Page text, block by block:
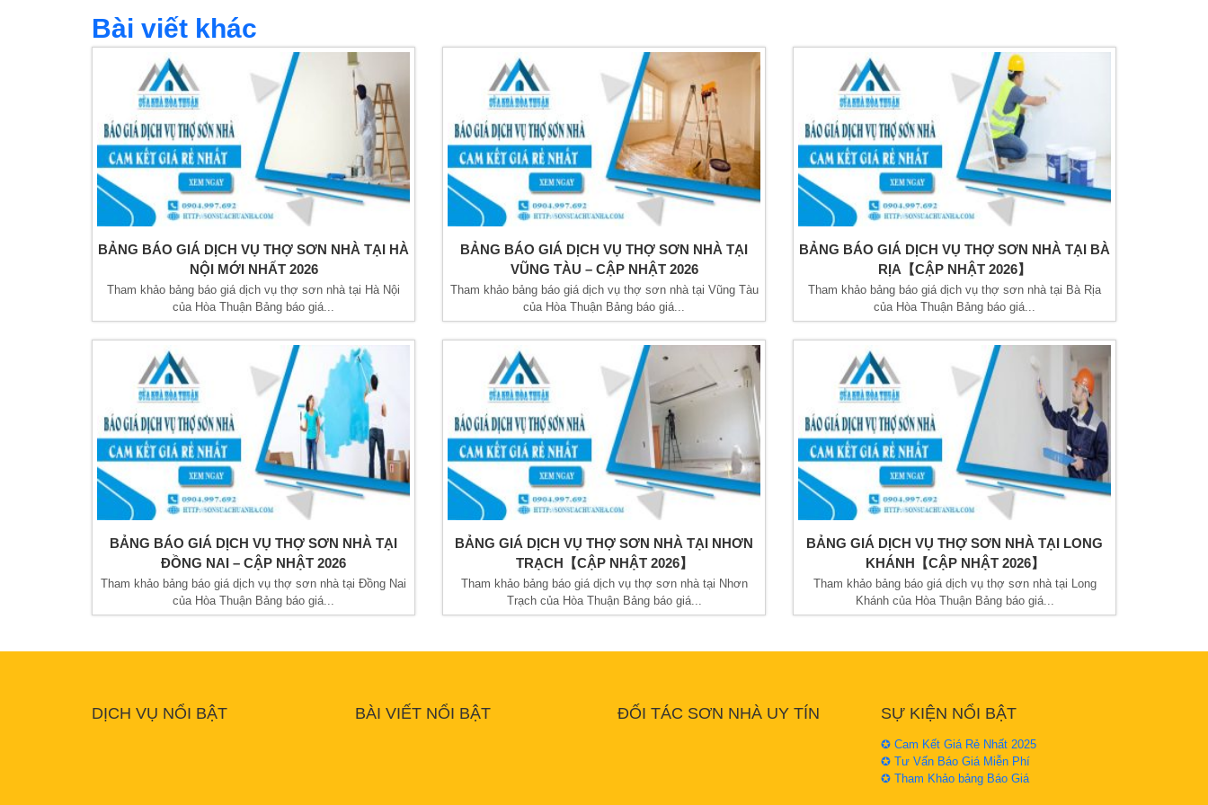
Bài viết khác
BẢNG BÁO GIÁ DỊCH VỤ THỢ SƠN NHÀ TẠI HÀ
NỘI MỚI NHẤT 2026
Tham khảo bảng báo giá dịch vụ thợ sơn nhà tại Hà Nội
của Hòa Thuận Bảng báo giá...
BẢNG BÁO GIÁ DỊCH VỤ THỢ SƠN NHÀ TẠI
VŨNG TÀU – CẬP NHẬT 2026
Tham khảo bảng báo giá dịch vụ thợ sơn nhà tại Vũng Tàu
của Hòa Thuận Bảng báo giá...
BẢNG BÁO GIÁ DỊCH VỤ THỢ SƠN NHÀ TẠI BÀ
RỊA【CẬP NHẬT 2026】
Tham khảo bảng báo giá dịch vụ thợ sơn nhà tại Bà Rịa
của Hòa Thuận Bảng báo giá...
BẢNG BÁO GIÁ DỊCH VỤ THỢ SƠN NHÀ TẠI
ĐỒNG NAI – CẬP NHẬT 2026
Tham khảo bảng báo giá dịch vụ thợ sơn nhà tại Đồng Nai
của Hòa Thuận Bảng báo giá...
BẢNG GIÁ DỊCH VỤ THỢ SƠN NHÀ TẠI NHƠN
TRẠCH【CẬP NHẬT 2026】
Tham khảo bảng báo giá dịch vụ thợ sơn nhà tại Nhơn
Trạch của Hòa Thuận Bảng báo giá...
BẢNG GIÁ DỊCH VỤ THỢ SƠN NHÀ TẠI LONG
KHÁNH【CẬP NHẬT 2026】
Tham khảo bảng báo giá dịch vụ thợ sơn nhà tại Long
Khánh của Hòa Thuận Bảng báo giá...
DỊCH VỤ NỔI BẬT BÀI VIẾT NỔI BẬT ĐỐI TÁC SƠN NHÀ UY TÍN SỰ KIỆN NỔI BẬT
✪ Cam Kết Giá Rẻ Nhất 2025
✪ Tư Vấn Báo Giá Miễn Phí
✪ Tham Khảo bảng Báo Giá